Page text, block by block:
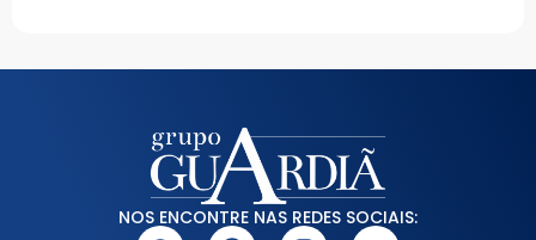
NOS ENCONTRE NAS REDES SOCIAIS: